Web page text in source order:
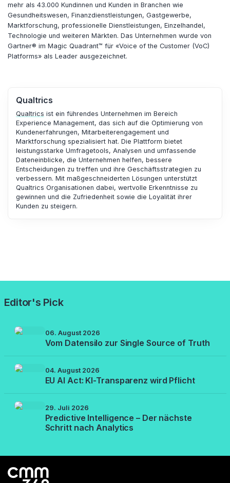
mehr als 43.000 Kundinnen und Kunden in Branchen wie
Gesundheitswesen, Finanzdienstleistungen, Gastgewerbe,
Marktforschung, professionelle Dienstleistungen, Einzelhandel,
Technologie und weiteren Märkten. Das Unternehmen wurde von
Gartner® im Magic Quadrant™ für «Voice of the Customer (VoC)
Platforms» als Leader ausgezeichnet.
Qualtrics
Qualtrics ist ein führendes Unternehmen im Bereich
Experience Management, das sich auf die Optimierung von
Kundenerfahrungen, Mitarbeiterengagement und
Marktforschung spezialisiert hat. Die Plattform bietet
leistungsstarke Umfragetools, Analysen und umfassende
Dateneinblicke, die Unternehmen helfen, bessere
Entscheidungen zu treffen und ihre Geschäftsstrategien zu
verbessern. Mit maßgeschneiderten Lösungen unterstützt
Qualtrics Organisationen dabei, wertvolle Erkenntnisse zu
gewinnen und die Zufriedenheit sowie die Loyalität ihrer
Kunden zu steigern.
Editor's Pick
06. August 2026
Vom Datensilo zur Single Source of Truth
04. August 2026
EU AI Act: KI-Transparenz wird Pflicht
29. Juli 2026
Predictive Intelligence – Der nächste
Schritt nach Analytics